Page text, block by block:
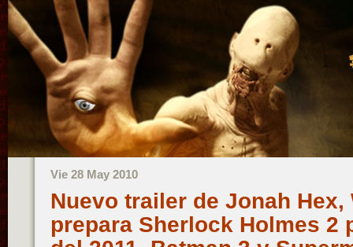
Vie 28 May 2010
Nuevo trailer de Jonah Hex,
prepara Sherlock Holmes 2